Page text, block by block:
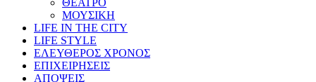
ΜΟΥΣΙΚΗ
LIFE IN THE CITY
LIFE STYLE
ΕΛΕΥΘΕΡΟΣ ΧΡΟΝΟΣ
ΕΠΙΧΕΙΡΗΣΕΙΣ
ΑΠΟΨΕΙΣ